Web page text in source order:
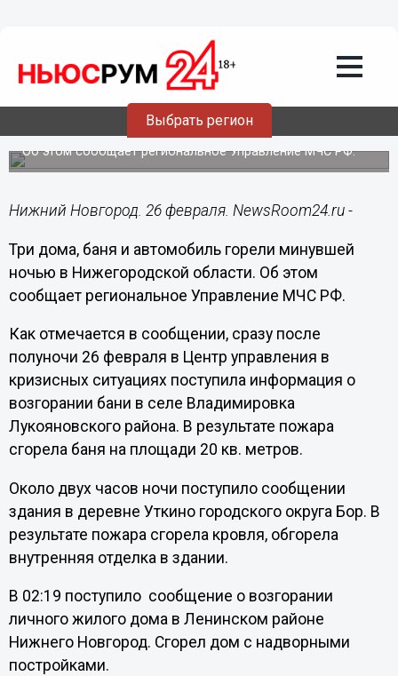
Выбрать регион
Три дома, баня и автомобиль горели
минувшей ночью в Нижегородской
Об этом сообщает региональное Управление МЧС РФ.
Нижний Новгород. 26 февраля. NewsRoom24.ru -
Три дома, баня и автомобиль горели минувшей
ночью в Нижегородской области. Об этом
сообщает региональное Управление МЧС РФ.
Как отмечается в сообщении, сразу после
полуночи 26 февраля в Центр управления в
кризисных ситуациях поступила информация о
возгорании бани в селе Владимировка
Лукояновского района. В результате пожара
сгорела баня на площади 20 кв. метров.
Около двух часов ночи поступило сообщении
здания в деревне Уткино городского округа Бор. В
результате пожара сгорела кровля, обгорела
внутренняя отделка в здании.
В 02:19 поступило сообщение о возгорании
личного жилого дома в Ленинском районе
Нижнего Новгород. Сгорел дом с надворными
постройками.